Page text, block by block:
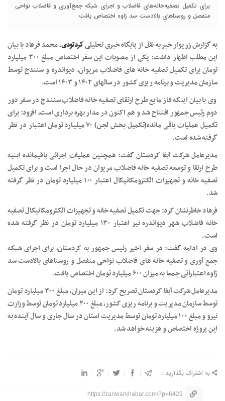
برای تکمیل تصفیه‌خانه‌های فاضلاب و اجرای شبکه جمع‌آوری و فاضلاب نواحی
منفصل و روستاهای بالادست سد ژاوه اختصاص یافت.
به گزارش زریوار خبر به نقل از پایگاه خبری تحلیلیکردتودی، محمد فرهاد با بیان
این مطلب اظهار داشت: یکی از مصوبات این سفر اختصاص مبلغ ۳۰۰ میلیارد
تومان برای تکمیل تصفیه خانه های فاضلاب مریوان، دیواندره و سنندج توسط
سازمان مدیریت و برنامه ریزی کشور در سالهای ۱۴۰۲ و ۱۴۰۳ است.
وی با بیان اینکه فاز مایع طرح ارتقای تصفیه خانه فاضلاب سنندج در سفر دور
دوم رئیس جمهور افتتاح شد و هم اکنون در مدار بهره برداری است، افزود: برای
تکمیل عملیات باقی مانده(تکمیل بخش لجن) ۷۰ میلیارد تومان اعتبار در نظر
گرفته شده است.
مدیرعامل شرکت آبفا کردستان گفت: همچنین عملیات اجرائی باقیمانده ابنیه
طرح ارتقا و توسعه تصفیه خانه فاضلاب مریوان در حال اجرا است و برای تکمیل
تصفیه خانه و تجهیزات الکترومکانیکال اعتبار ۱۰۰ میلیارد تومان در نظر گرفته
شد.
فرهاد خاطرنشان کرد: جهت تکمیل تصفیه خانه و تجهیزات الکترومکانیکال تصفیه
خانه فاضلاب شهر دیواندره نیز اعتبار ۱۳۰ میلیارد تومان در نظر گرفته شده
است.
وی در ادامه گفت: در سفر اخیر رئیس جمهور به کردستان، برای اجرای شبکه
جمع آوری و تصفیه خانه های فاضلاب نواحی منفصل و روستاهای بالادست سد
ژاوه اعتباراتی جمعا به میزان ۶۰۰ میلیارد تومان اختصاص یافت.
مدیرعامل شرکت آبفا کردستان تصریح کرد: از این میزان، مبلغ ۳۰۰ میلیارد تومان
توسط سازمان مدیریت و برنامه ریزی کشور، مبلغ ۲۰۰ میلیارد تومان توسط وزارت
نیرو و مبلغ ۱۰۰ میلیارد تومان توسط مدیریت استان در سال جاری و سال آینده به
این پروژه اختصاص و هزینه خواهد شد.
به اشتراک بگذارید :
https://zariwarkhabar.com/?p=6429